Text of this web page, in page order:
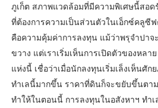
ภูเก็ต สภาพแวดล้อมที่มีความพิเศษนี้สอ
ที่ต้องการความเป็นส่วนตัวในเอ็กซ์คลูซี
คือความคุ้มค่าการลงทุน แม้ว่าพรุจำปาจ
ขวาง แต่เราเริ่มเห็นการเปิดตัวของหล
แห่งนี้ เชื่อว่าเมื่อนักลงทุนเริ่มเล็งเห็นศั
ทำเลนี้มากขึ้น ราคาที่ดินก็จะขยับขึ้นตา
ทำให้ในตอนนี้ การลงทุนในอสังหาฯ ทำเ